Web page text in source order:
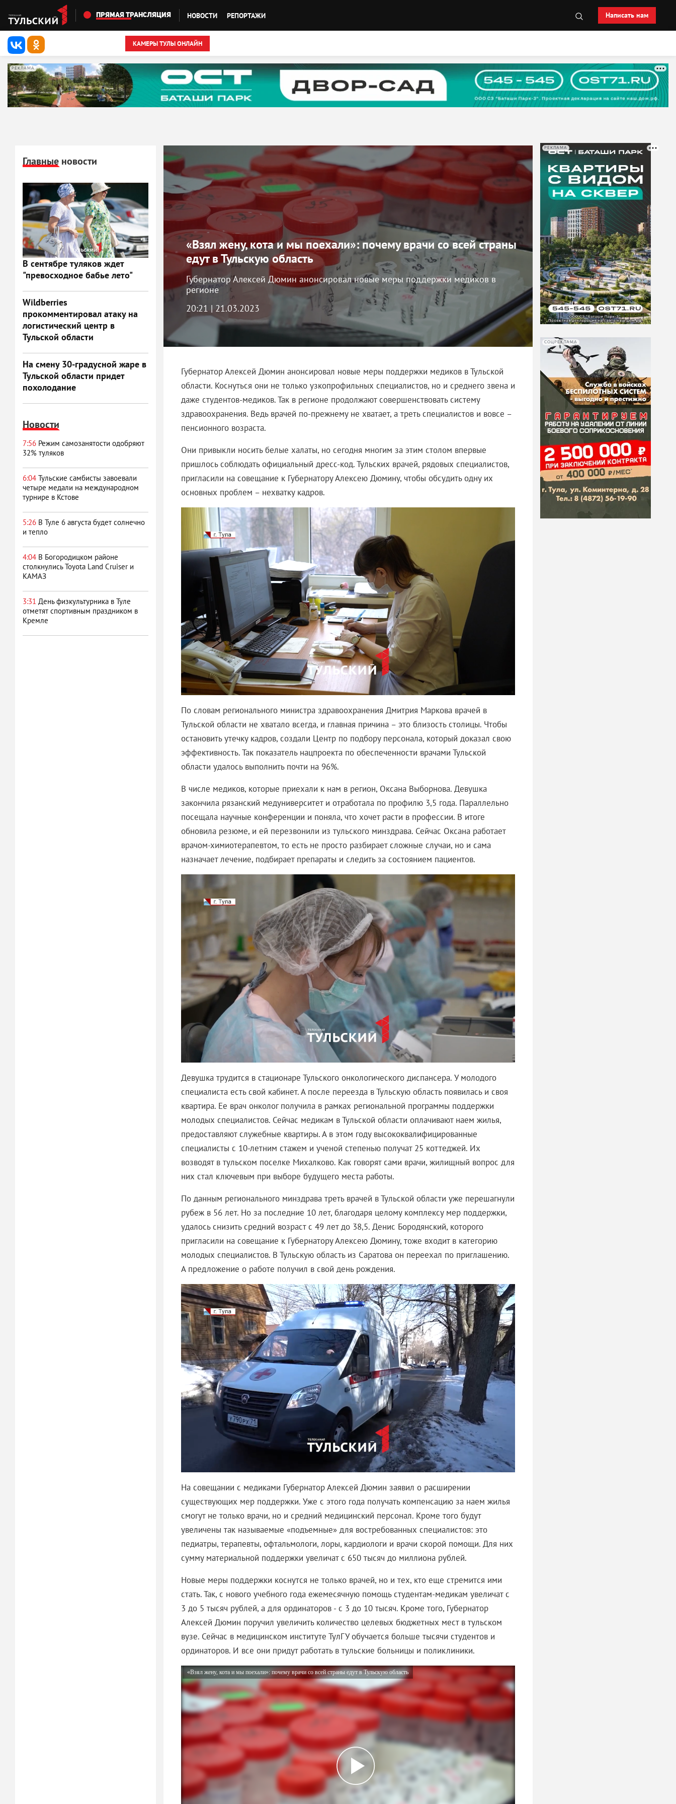
Перейти к основному содержанию
ПРЯМАЯ ТРАНСЛЯЦИЯ НОВОСТИ РЕПОРТАЖИ Написать нам
КАМЕРЫ ТУЛЫ ОНЛАЙН
РЕКЛАМА
Главные новости
В сентябре туляков ждет
"превосходное бабье лето"
Wildberries
прокомментировал атаку на
логистический центр в
Тульской области
На смену 30-градусной жаре в
Тульской области придет
похолодание
Новости
7:56 Режим самозанятости одобряют
32% туляков
6:04 Тульские самбисты завоевали
четыре медали на международном
турнире в Кстове
5:26 В Туле 6 августа будет солнечно
и тепло
4:04 В Богородицком районе
столкнулись Toyota Land Cruiser и
КАМАЗ
3:31 День физкультурника в Туле
отметят спортивным праздником в
Кремле
«Взял жену, кота и мы поехали»: почему врачи со всей страны
едут в Тульскую область
Губернатор Алексей Дюмин анонсировал новые меры поддержки медиков в
регионе
20:21 | 21.03.2023
Губернатор Алексей Дюмин анонсировал новые меры поддержки медиков в Тульской
области. Коснуться они не только узкопрофильных специалистов, но и среднего звена и
даже студентов-медиков. Так в регионе продолжают совершенствовать систему
здравоохранения. Ведь врачей по-прежнему не хватает, а треть специалистов и вовсе –
пенсионного возраста.
Они привыкли носить белые халаты, но сегодня многим за этим столом впервые
пришлось соблюдать официальный дресс-код. Тульских врачей, рядовых специалистов,
пригласили на совещание к Губернатору Алексею Дюмину, чтобы обсудить одну их
основных проблем – нехватку кадров.
По словам регионального министра здравоохранения Дмитрия Маркова врачей в
Тульской области не хватало всегда, и главная причина – это близость столицы. Чтобы
остановить утечку кадров, создали Центр по подбору персонала, который доказал свою
эффективность. Так показатель нацпроекта по обеспеченности врачами Тульской
области удалось выполнить почти на 96%.
В числе медиков, которые приехали к нам в регион, Оксана Выборнова. Девушка
закончила рязанский медуниверситет и отработала по профилю 3,5 года. Параллельно
посещала научные конференции и поняла, что хочет расти в профессии. В итоге
обновила резюме, и ей перезвонили из тульского минздрава. Сейчас Оксана работает
врачом-химиотерапевтом, то есть не просто разбирает сложные случаи, но и сама
назначает лечение, подбирает препараты и следить за состоянием пациентов.
Девушка трудится в стационаре Тульского онкологического диспансера. У молодого
специалиста есть свой кабинет. А после переезда в Тульскую область появилась и своя
квартира. Ее врач онколог получила в рамках региональной программы поддержки
молодых специалистов. Сейчас медикам в Тульской области оплачивают наем жилья,
предоставляют служебные квартиры. А в этом году высококвалифицированные
специалисты с 10-летним стажем и ученой степенью получат 25 коттеджей. Их
возводят в тульском поселке Михалково. Как говорят сами врачи, жилищный вопрос для
них стал ключевым при выборе будущего места работы.
По данным регионального минздрава треть врачей в Тульской области уже перешагнули
рубеж в 56 лет. Но за последние 10 лет, благодаря целому комплексу мер поддержки,
удалось снизить средний возраст с 49 лет до 38,5. Денис Бородянский, которого
пригласили на совещание к Губернатору Алексею Дюмину, тоже входит в категорию
молодых специалистов. В Тульскую область из Саратова он переехал по приглашению.
А предложение о работе получил в свой день рождения.
На совещании с медиками Губернатор Алексей Дюмин заявил о расширении
существующих мер поддержки. Уже с этого года получать компенсацию за наем жилья
смогут не только врачи, но и средний медицинский персонал. Кроме того будут
увеличены так называемые «подъемные» для востребованных специалистов: это
педиатры, терапевты, офтальмологи, лоры, кардиологи и врачи скорой помощи. Для них
сумму материальной поддержки увеличат с 650 тысяч до миллиона рублей.
Новые меры поддержки коснутся не только врачей, но и тех, кто еще стремится ими
стать. Так, с нового учебного года ежемесячную помощь студентам-медикам увеличат с
3 до 5 тысяч рублей, а для ординаторов - с 3 до 10 тысяч. Кроме того, Губернатор
Алексей Дюмин поручил увеличить количество целевых бюджетных мест в тульском
вузе. Сейчас в медицинском институте ТулГУ обучается больше тысячи студентов и
ординаторов. И все они придут работать в тульские больницы и поликлиники.
«Взял жену, кота и мы поехали»: почему врачи со всей страны едут в Тульскую область
РЕКЛАМА
СОЦРЕКЛАМА